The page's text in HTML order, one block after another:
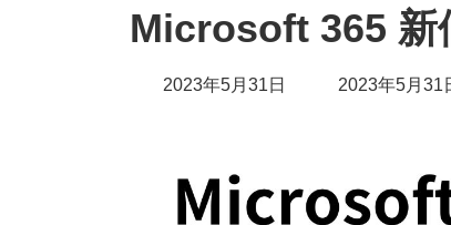
Microsoft 365 新
2023年5月31日
最
時
:
2023年5月31